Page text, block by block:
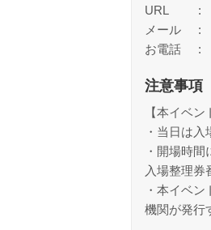
URL
メール
お電話
注意事項
【本イベ
・当日は入
・開場時
入場整理券
・本イベ
機関が発行